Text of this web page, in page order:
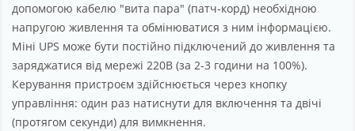
допомогою кабелю "вита пара" (патч-корд) необхідною
напругою живлення та обмінюватися з ним інформацією.
Міні UPS може бути постійно підключений до живлення та
заряджатися від мережі 220В (за 2-3 години на 100%).
Керування пристроєм здійснюється через кнопку
управління: один раз натиснути для включення та двічі
(протягом секунди) для вимкнення.